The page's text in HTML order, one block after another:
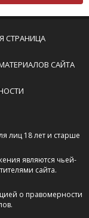
и чисто
обсуждения.
розни —
кстати
сайтов, нам
СТРАНИЦА
САЙТА
лиц 18 лет и старше
являются чьей-
сайта.
о правомерности